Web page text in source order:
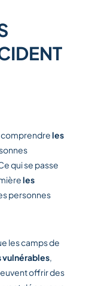
comprendreles
qui se passe
les
personnes
les camps de
vulnérables,
offrir des